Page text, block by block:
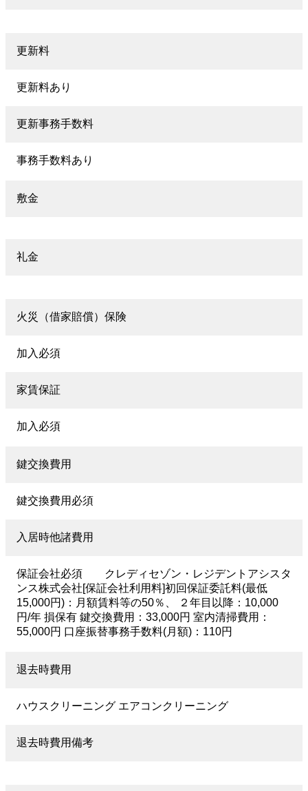
更新料
更新料あり
更新事務手数料
事務手数料あり
敷金
礼金
火災（借家賠償）保険
加入必須
家賃保証
加入必須
鍵交換費用
鍵交換費用必須
入居時他諸費用
保証会社必須 クレディセゾン・レジデントアシスタ
ンス株式会社[保証会社利用料]初回保証委託料(最低
15,000円)：月額賃料等の50％、 ２年目以降：10,000
円/年 損保有 鍵交換費用：33,000円 室内清掃費用：
55,000円 口座振替事務手数料(月額)：110円
退去時費用
ハウスクリーニング エアコンクリーニング
退去時費用備考